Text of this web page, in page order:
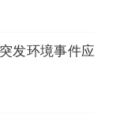
发环境事件应